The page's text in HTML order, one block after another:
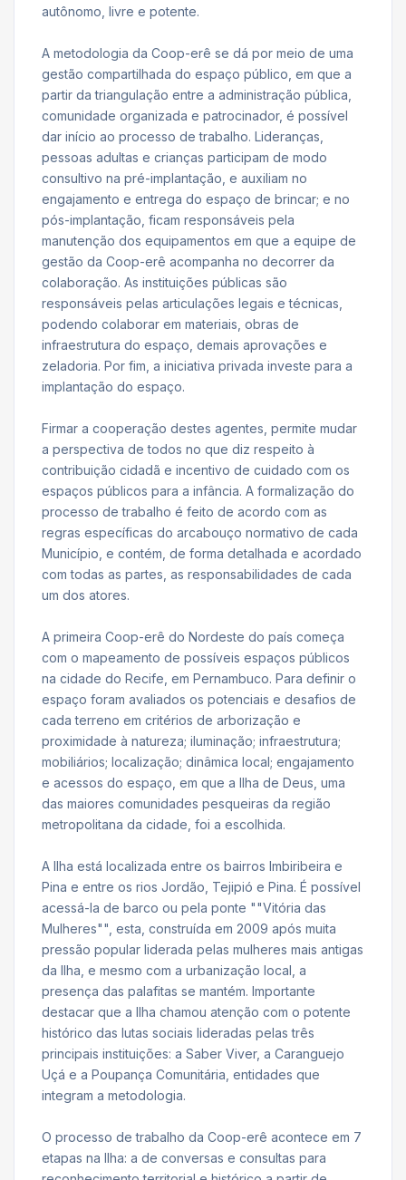
autônomo, livre e potente.
A metodologia da Coop-erê se dá por meio de uma
gestão compartilhada do espaço público, em que a
partir da triangulação entre a administração pública,
comunidade organizada e patrocinador, é possível
dar início ao processo de trabalho. Lideranças,
pessoas adultas e crianças participam de modo
consultivo na pré-implantação, e auxiliam no
engajamento e entrega do espaço de brincar; e no
pós-implantação, ficam responsáveis pela
manutenção dos equipamentos em que a equipe de
gestão da Coop-erê acompanha no decorrer da
colaboração. As instituições públicas são
responsáveis pelas articulações legais e técnicas,
podendo colaborar em materiais, obras de
infraestrutura do espaço, demais aprovações e
zeladoria. Por fim, a iniciativa privada investe para a
implantação do espaço.
Firmar a cooperação destes agentes, permite mudar
a perspectiva de todos no que diz respeito à
contribuição cidadã e incentivo de cuidado com os
espaços públicos para a infância. A formalização do
processo de trabalho é feito de acordo com as
regras específicas do arcabouço normativo de cada
Município, e contém, de forma detalhada e acordado
com todas as partes, as responsabilidades de cada
um dos atores.
A primeira Coop-erê do Nordeste do país começa
com o mapeamento de possíveis espaços públicos
na cidade do Recife, em Pernambuco. Para definir o
espaço foram avaliados os potenciais e desafios de
cada terreno em critérios de arborização e
proximidade à natureza; iluminação; infraestrutura;
mobiliários; localização; dinâmica local; engajamento
e acessos do espaço, em que a Ilha de Deus, uma
das maiores comunidades pesqueiras da região
metropolitana da cidade, foi a escolhida.
A Ilha está localizada entre os bairros Imbiribeira e
Pina e entre os rios Jordão, Tejipió e Pina. É possível
acessá-la de barco ou pela ponte ""Vitória das
Mulheres"", esta, construída em 2009 após muita
pressão popular liderada pelas mulheres mais antigas
da Ilha, e mesmo com a urbanização local, a
presença das palafitas se mantém. Importante
destacar que a Ilha chamou atenção com o potente
histórico das lutas sociais lideradas pelas três
principais instituições: a Saber Viver, a Caranguejo
Uçá e a Poupança Comunitária, entidades que
integram a metodologia.
O processo de trabalho da Coop-erê acontece em 7
etapas na Ilha: a de conversas e consultas para